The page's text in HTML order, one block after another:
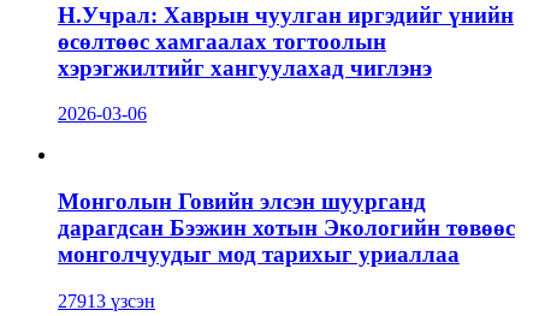
Н.Учрал: Хаврын чуулган иргэдийг үнийн
өсөлтөөс хамгаалах тогтоолын
хэрэгжилтийг хангуулахад чиглэнэ
2026-03-06
Монголын Говийн элсэн шуурганд
дарагдсан Бээжин хотын Экологийн төвөөс
монголчуудыг мод тарихыг уриаллаа
27913 үзсэн